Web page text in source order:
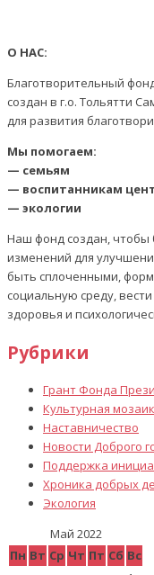
О НАС:
Благотворительный
создан в г.о. Тольятти
для развития
Мы помогаем:
— семьям
— воспитанникам
— экологии
Наш фонд создан, чтобы
изменений для
быть сплоченными,
социальную среду,
здоровья и
Рубрики
Грант Фонда
Культурная
Наставничество
Новости Доброго
Поддержка
Хроника добрых
Экология
Май 2022
Пн Вт Ср Чт Пт Сб Вс